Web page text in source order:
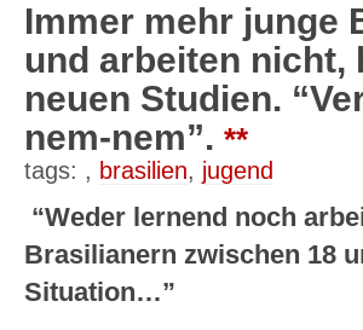
Immer mehr junge
und arbeiten nicht,
neuen Studien.
nem-nem”. **
tags: , brasilien, jugend
“Weder lernend noch
Brasilianern zwischen 18
Situation…”